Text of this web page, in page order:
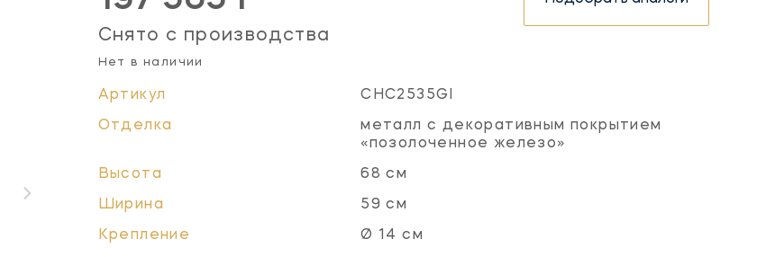
Снято с производства
Нет в наличии
Артикул CHC2535GI
Отделка
металл с декоративным покрытием
«позолоченное железо»
Высота 68 см
Ширина 59 см
Крепление Ø 14 см